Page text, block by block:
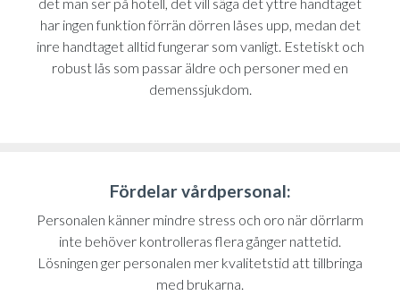
har ingen funktion förrän dörren låses upp, medan det
inre handtaget alltid fungerar som vanligt. Estetiskt och
robust lås som passar äldre och personer med en
demenssjukdom.
Fördelar vårdpersonal:
Personalen känner mindre stress och oro när dörrlarm
inte behöver kontrolleras flera gånger nattetid.
Lösningen ger personalen mer kvalitetstid att tillbringa
med brukarna.